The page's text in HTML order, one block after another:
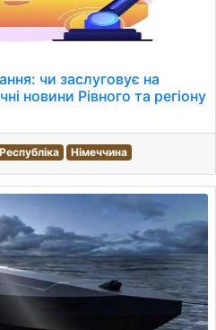
чи заслуговує на
новини Рівного та регіону
Німеччина